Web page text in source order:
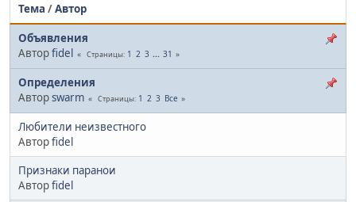
Тема /Автор
Объявления
Авторfidel Страницы 1 2 3 ... 31
Определения
Авторswarm Страницы 1 2 3 Все
Любители неизвестного
Авторfidel
Признаки паранои
Авторfidel